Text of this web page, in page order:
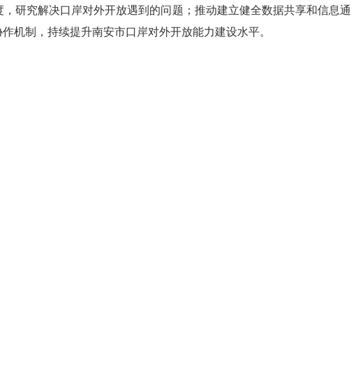
究解决口岸对外开放遇到的问题；推动建立健全数据共享和信息
机制，持续提升南安市口岸对外开放能力建设水平。